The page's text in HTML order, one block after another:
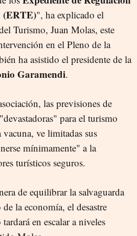
(ERTE)", ha explicado el
Turismo, Juan Molas, este
en el Pleno de la
ha asistido el presidente de la
Garamendi.
las previsiones de
para el turismo
vacuna, ve limitadas sus
mínimamente" a la
turísticos seguros.
de equilibrar la salvaguarda
la economía, el desastre
en escalar a niveles